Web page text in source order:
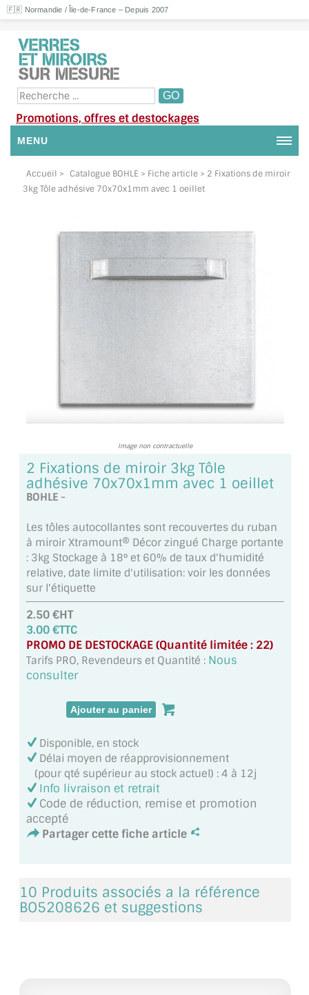
🇫🇷 Normandie / Île-de-France – Depuis 2007
Promotions, offres et destockages
MENU
NOUS CONTACTER
DEMANDE DE DEVIS
SUIVI DE DEVIS
SUIVI DE COMMANDE
TOUS LES TARIFS AU M2
MIROIRS VIEILLIS AMBIANCE BRASSERIE
MIROIR SUR MESURE
MIROIR DÉCORATIF DE COULEUR
LOTS DE MIROIRS EN MOZAÏQUE
MIROIR POUR PORTE
MIROIR DE SALLE DE BAIN
MIROIR PAROI DE DOUCHE
MIROIR POUR SALLE DE DANSE
MIROIR ENCADRÉ
MIROIR TV
VERRE SUR MESURE
VERRE EXTRACLAIR
PAROI DE DOUCHE
Accueil > Catalogue BOHLE > Fiche article > 2 Fixations de miroir
3kg Tôle adhésive 70x70x1mm avec 1 oeillet
Image non contractuelle
2 Fixations de miroir 3kg Tôle
adhésive 70x70x1mm avec 1 oeillet
BOHLE -
Les tôles autocollantes sont recouvertes du ruban
à miroir Xtramount® Décor zingué Charge portante
: 3kg Stockage à 18° et 60% de taux d'humidité
relative, date limite d'utilisation: voir les données
sur l'étiquette
2.50 €HT
3.00 €TTC
PROMO DE DESTOCKAGE (Quantité limitée : 22)
Tarifs PRO, Revendeurs et Quantité : Nous
consulter
Disponible, en stock
Délai moyen de réapprovisionnement
(pour qté supérieur au stock actuel) : 4 à 12j
Info livraison et retrait
Code de réduction, remise et promotion
accepté
Partager cette fiche article
10 Produits associés a la référence
BO5208626 et suggestions